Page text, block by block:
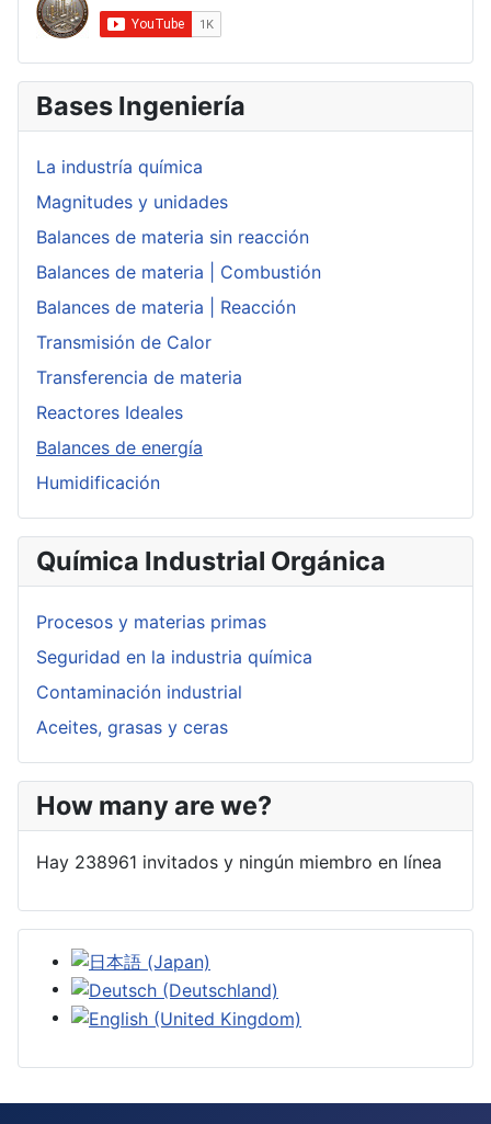
Bases Ingeniería
La industría química
Magnitudes y unidades
Balances de materia sin reacción
Balances de materia | Combustión
Balances de materia | Reacción
Transmisión de Calor
Transferencia de materia
Reactores Ideales
Balances de energía
Humidificación
Química Industrial Orgánica
Procesos y materias primas
Seguridad en la industria química
Contaminación industrial
Aceites, grasas y ceras
How many are we?
Hay 238961 invitados y ningún miembro en línea
Seleccione su idioma